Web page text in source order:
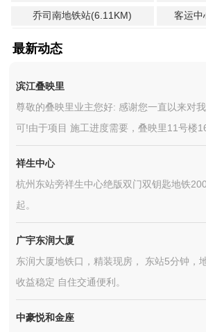
乔司南地铁站(6.11KM) 客运中
最新动态
滨江叠映里
尊敬的叠映里业主您好: 感谢您一直以来对
可!由于项目 施工进度需要，叠映里11号楼
祥生中心
杭州东站旁祥生中心绝版双门双钥匙地铁
起。
广宇东润大厦
东润大厦地铁口，精装现房， 东站5分钟，
收益稳定 自住交通便利。
中豪悦和金座